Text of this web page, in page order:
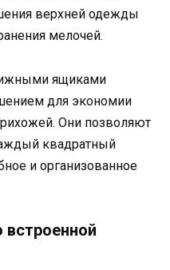
верхней одежды
мелочей.
ящиками
для экономии
Они позволяют
квадратный
и организованное